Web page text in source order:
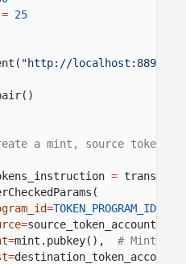
= 25
"http://localhost:8899"
a mint, source token
=
=TOKEN_PROGRAM_ID
=source_token_account,
=mint.pubkey(),
# Mint for
=destination_token_account,